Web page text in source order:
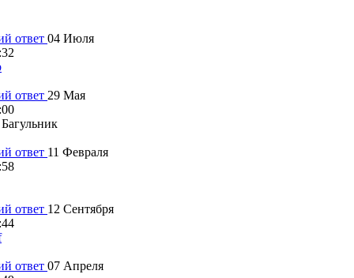
04 Июля
29 Мая
11 Февраля
12 Сентября
07 Апреля